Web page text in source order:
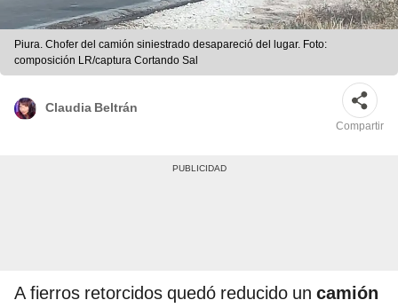
Piura. Chofer del camión siniestrado desapareció del lugar. Foto:
composición LR/captura Cortando Sal
Claudia Beltrán
Compartir
A fierros retorcidos quedó reducido un camión